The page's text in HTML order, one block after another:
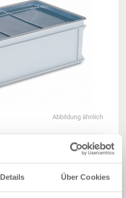
Details Über Cookies
Abbildung ähnlich